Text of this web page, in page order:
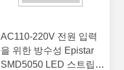
AC110-220V 전원 입력
을 위한 방수성 Epistar
SMD5050 LED 스트립